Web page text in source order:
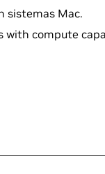
sistemas Mac.
compute